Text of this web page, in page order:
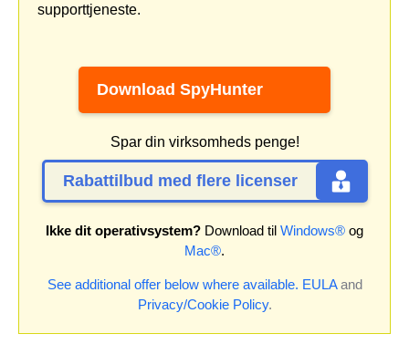
supporttjeneste.
Download SpyHunter
Spar din virksomheds penge!
Rabattilbud med flere licenser
Ikke dit operativsystem? Download til Windows® og
Mac®.
See additional offer below where available. EULAand
Privacy/Cookie Policy.